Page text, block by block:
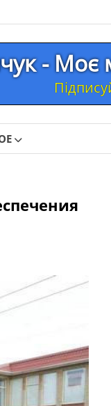
- Моє